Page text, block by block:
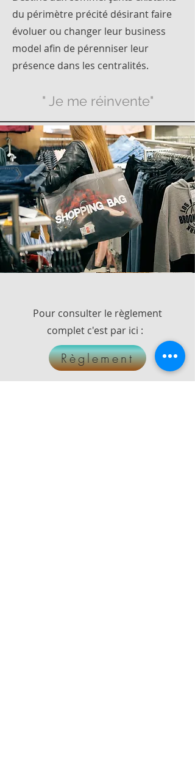
du périmètre précité désirant faire
évoluer ou changer leur business
model afin de pérenniser leur
présence dans les centralités.
" Je me réinvente"
Pour consulter le règlement
complet c'est par ici :
Règlement
Pour plus d'informations ou pour